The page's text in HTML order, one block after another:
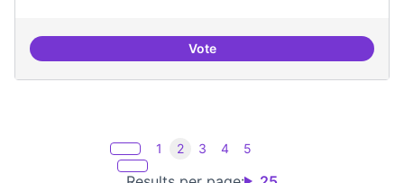
VoteCanòdrom com a espai de
1 2 3 4 5